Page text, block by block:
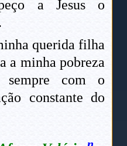
a Jesus o
querida filha
a minha pobreza
sempre com o
constante do